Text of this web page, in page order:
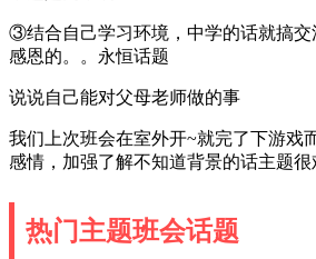
③结合自己学习环境，中学的话就搞交
感恩的。。永恒话题
说说自己能对父母老师做的事
我们上次班会在室外开~就完了下游戏
感情，加强了解不知道背景的话主题很
热门主题班会话题